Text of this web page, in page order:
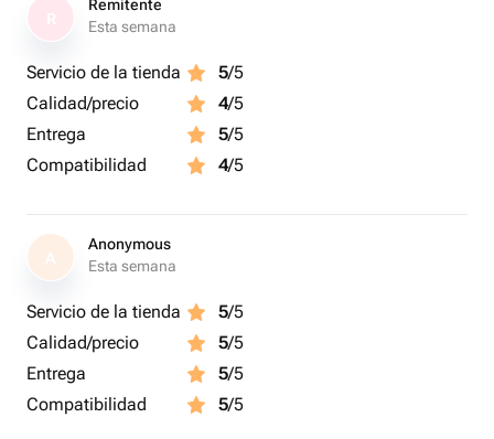
Remitente
Esta semana
Servicio de la tienda 5/5
Calidad/precio
4/5
Entrega
5/5
Compatibilidad
4/5
A
Anonymous
Esta semana
Servicio de la tienda 5/5
Calidad/precio
5/5
Entrega
5/5
Compatibilidad
5/5